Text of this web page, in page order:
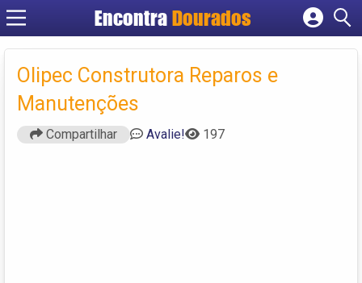
EncontraDourados
Cadastrar empresa
Criar conta
Olipec Construtora Reparos e
Manutenções
Compartilhar Avalie! 197